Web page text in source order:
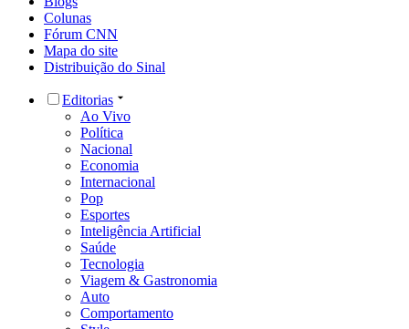
Política
Índice CNN
Governo Lula
Câmara dos Deputados
Supremo Tribunal Federal
Políticas Públicas
Nacional
Educação
Segurança
Clima
Meio Ambiente
Auxílio Brasil
São Paulo
Rio de Janeiro
Minas Gerais
Brasília
Economia
Mercado